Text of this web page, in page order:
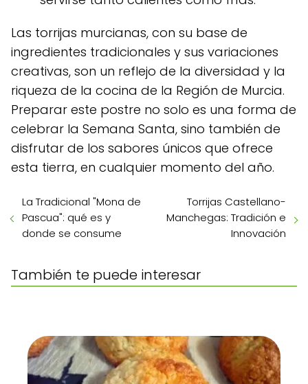
Las torrijas murcianas, con su base de
ingredientes tradicionales y sus variaciones
creativas, son un reflejo de la diversidad y la
riqueza de la cocina de la Región de Murcia.
Preparar este postre no solo es una forma de
celebrar la Semana Santa, sino también de
disfrutar de los sabores únicos que ofrece
esta tierra, en cualquier momento del año.
La Tradicional "Mona de
Pascua": qué es y
donde se consume
Torrijas Castellano-
Manchegas: Tradición e
Innovación
También te puede interesar